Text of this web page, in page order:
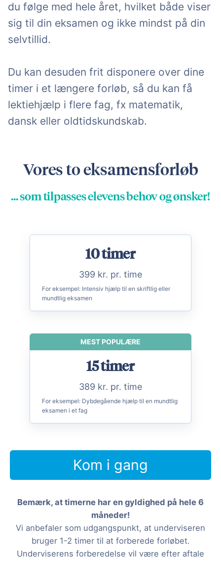
du følge med hele året, hvilket både viser
sig til din eksamen og ikke mindst på din
selvtillid.
Du kan desuden frit disponere over dine
timer i et længere forløb, så du kan få
lektiehjælp i flere fag, fx matematik,
dansk eller oldtidskundskab.
Vores to eksamensforløb
... som tilpasses elevens behov og ønsker!
10 timer
399 kr. pr. time
For eksempel: Intensiv hjælp til en skriftlig eller
mundtlig eksamen
MEST POPULÆRE
15 timer
389 kr. pr. time
For eksempel: Dybdegående hjælp til en mundtlig
eksamen i et fag
Kom i gang
Bemærk, at timerne har en gyldighed på hele 6
måneder!
Vi anbefaler som udgangspunkt, at underviseren
bruger 1-2 timer til at forberede forløbet.
Underviserens forberedelse vil være efter aftale